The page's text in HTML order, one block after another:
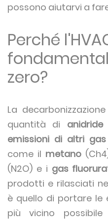
possono aiutarvi a
Perché
zero?
La
quantità di
emissioni di altri
come il metano
(N2O) e i gas
prodotti e rilasciati
è quello di portare le
più vicino